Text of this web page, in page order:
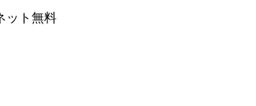
ット無料